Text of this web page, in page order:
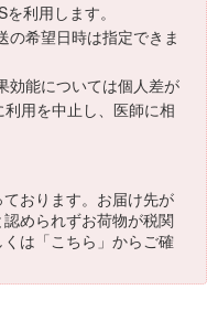
利用します。
の希望日時は指定できま
効能については個人差が
用を中止し、医師に相
おります。お届け先が
められずお荷物が税関
は「こちら 」からご確